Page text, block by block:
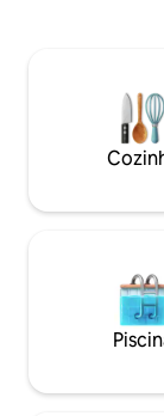
tranquilo da
totalmente
frescas. Os
privacidade, a
ficam lá